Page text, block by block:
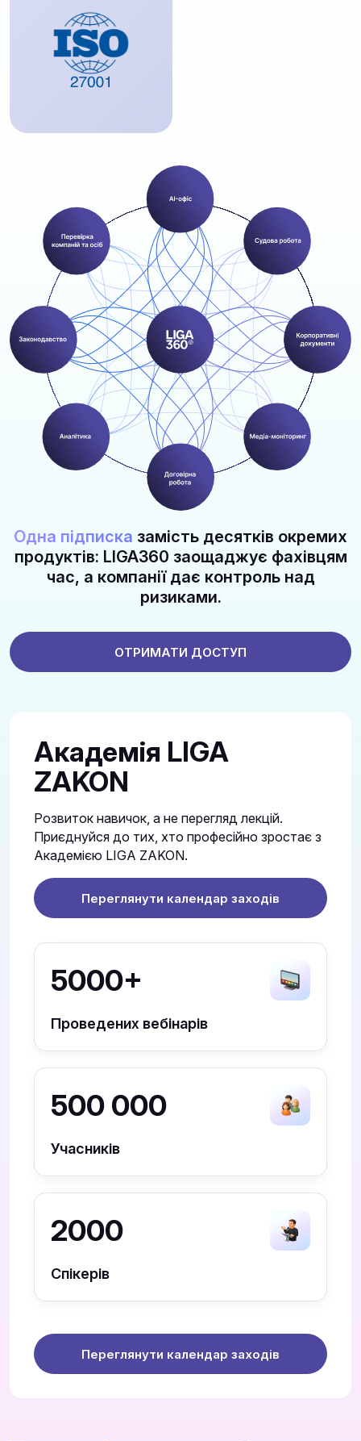
Одна підписка замість десятків окремих
продуктів: LIGA360 заощаджує фахівцям
час, а компанії дає контроль над
ризиками.
ОТРИМАТИ ДОСТУП
Академія LIGA
ZAKON
Розвиток навичок, а не перегляд лекцій.
Приєднуйся до тих, хто професійно зростає з
Академією LIGA ZAKON.
Переглянути календар заходів
5000+
Проведених вебінарів
500 000
Учасників
2000
Спікерів
Переглянути календар заходів